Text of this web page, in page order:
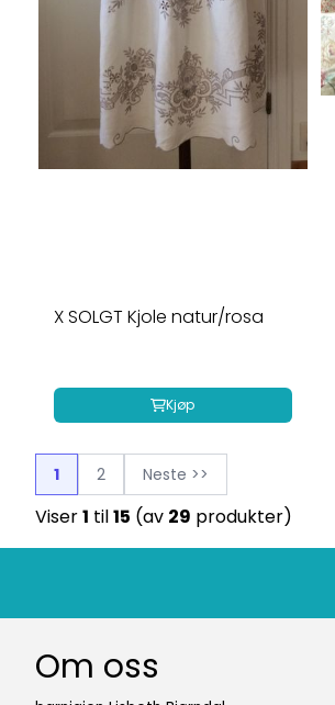
X SOLGT Kjole natur/rosa
Kjøp
1 2 Neste >>
Viser1 til15 (av 29 produkter)
Om oss